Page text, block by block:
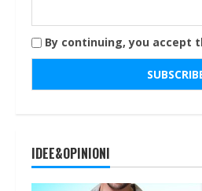
By continuing, you accept
IDEE&OPINIONI